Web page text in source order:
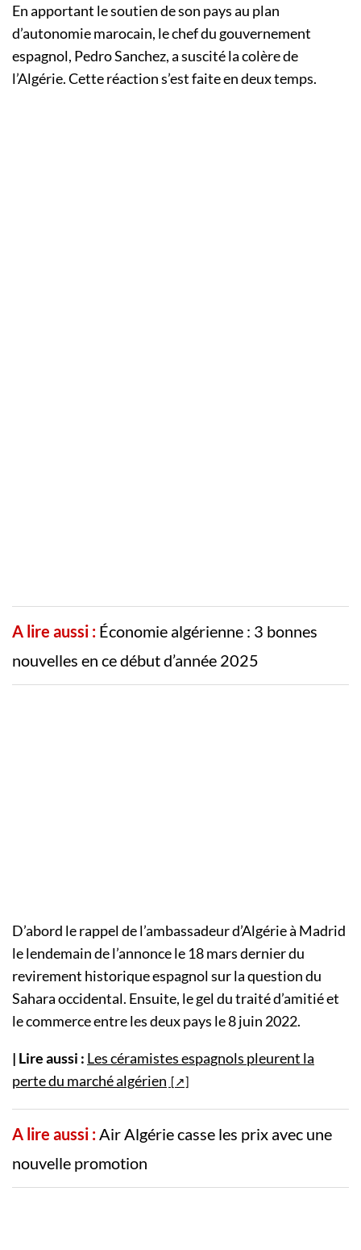
En apportant le soutien de son pays au plan
d’autonomie marocain, le chef du gouvernement
espagnol, Pedro Sanchez, a suscité la colère de
l’Algérie. Cette réaction s’est faite en deux temps.
A lire aussi : Économie algérienne : 3 bonnes
nouvelles en ce début d’année 2025
D’abord le rappel de l’ambassadeur d’Algérie à Madrid
le lendemain de l’annonce le 18 mars dernier du
revirement historique espagnol sur la question du
Sahara occidental. Ensuite, le gel du traité d’amitié et
le commerce entre les deux pays le 8 juin 2022.
| Lire aussi : Les céramistes espagnols pleurent la
perte du marché algérien
A lire aussi :Air Algérie casse les prix avec une
nouvelle promotion